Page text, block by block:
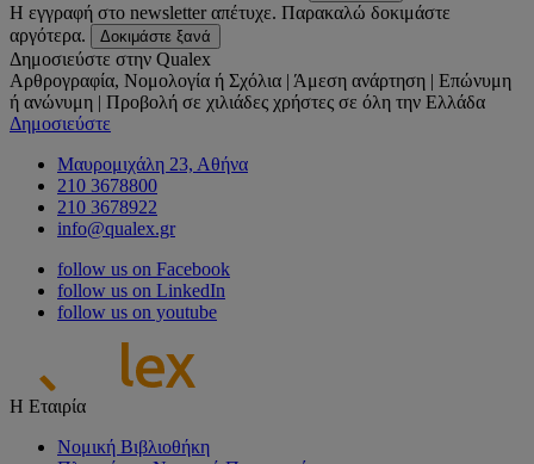
Η εγγραφή στο newsletter απέτυχε. Παρακαλώ δοκιμάστε
αργότερα.
Δοκιμάστε ξανά
Δημοσιεύστε στην Qualex
Αρθρογραφία, Νομολογία ή Σχόλια | Άμεση ανάρτηση | Επώνυμη
ή ανώνυμη | Προβολή σε χιλιάδες χρήστες σε όλη την Ελλάδα
Δημοσιεύστε
Μαυρομιχάλη 23, Αθήνα
210 3678800
210 3678922
info@qualex.gr
follow us on Facebook
follow us on LinkedIn
follow us on youtube
Η Εταιρία
Νομική Βιβλιοθήκη